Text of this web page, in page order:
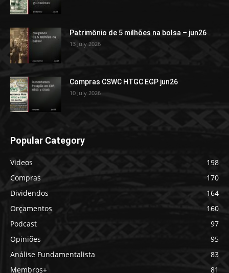
Patrimônio de 5 milhões na bolsa – jun26
13 July 2026
Compras CSWC HTGC EGP jun26
10 July 2026
Popular Category
Videos
198
Compras
170
Dividendos
164
Orçamentos
160
Podcast
97
Opiniões
95
Análise Fundamentalista
83
Membros+
81